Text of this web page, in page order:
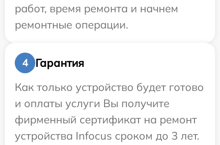
работ, время ремонта и начнем
ремонтные операции.
4
Гарантия
Как только устройство будет готово
и оплаты услуги Вы получите
фирменный сертификат на ремонт
устройства Infocus сроком до 3 лет.